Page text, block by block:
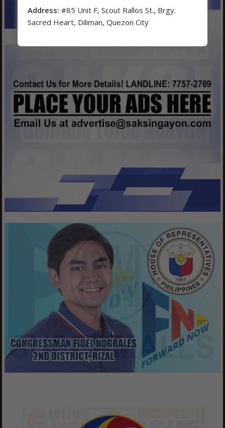
Address: #85 Unit F, Scout Rallos St., Brgy.
Sacred Heart, Diliman, Quezon City